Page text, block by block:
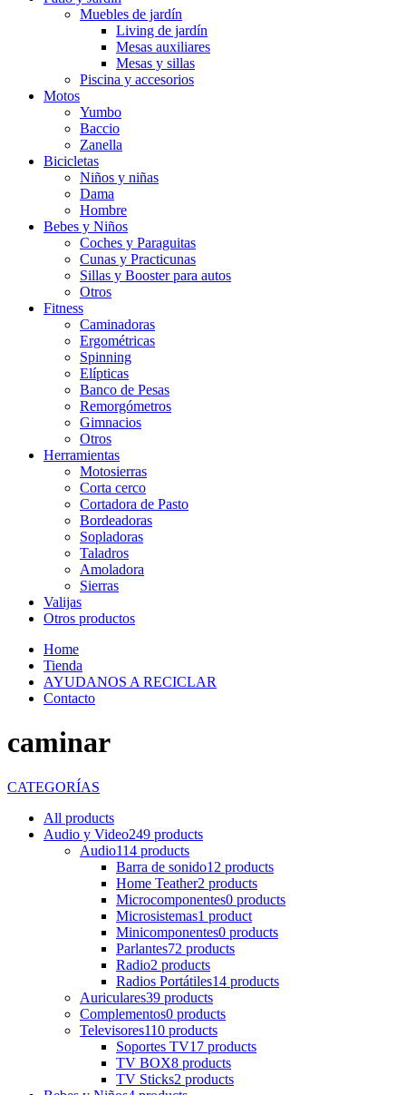
Muebles de jardín
Living de jardín
Mesas auxiliares
Mesas y sillas
Piscina y accesorios
Motos
Yumbo
Baccio
Zanella
Bicicletas
Niños y niñas
Dama
Hombre
Bebes y Niños
Coches y Paraguitas
Cunas y Practicunas
Sillas y Booster para autos
Otros
Fitness
Caminadoras
Ergométricas
Spinning
Elípticas
Banco de Pesas
Remorgómetros
Gimnacios
Otros
Herramientas
Motosierras
Corta cerco
Cortadora de Pasto
Bordeadoras
Sopladoras
Taladros
Amoladora
Sierras
Valijas
Otros productos
Home
Tienda
AYUDANOS A RECICLAR
Contacto
caminar
CATEGORÍAS
All products
Audio y Video249 products
Audio114 products
Barra de sonido12 products
Home Teather2 products
Microcomponentes0 products
Microsistemas1 product
Minicomponentes0 products
Parlantes72 products
Radio2 products
Radios Portátiles14 products
Auriculares39 products
Complementos0 products
Televisores110 products
Soportes TV17 products
TV BOX8 products
TV Sticks2 products